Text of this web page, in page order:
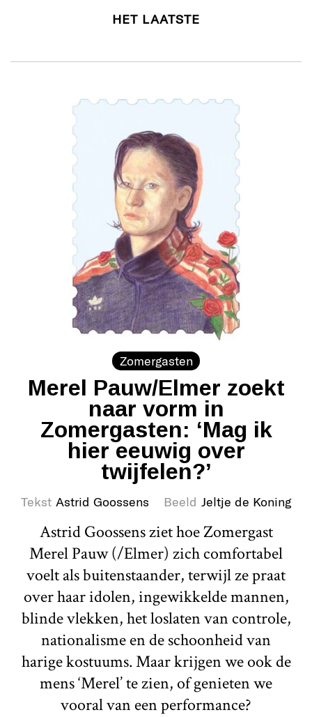
HET LAATSTE
Zomergasten
Merel Pauw/Elmer zoekt
naar vorm in
Zomergasten: ‘Mag ik
hier eeuwig over
twijfelen?’
Tekst Astrid Goossens Beeld Jeltje de Koning
Astrid Goossens ziet hoe Zomergast
Merel Pauw (/Elmer) zich comfortabel
voelt als buitenstaander, terwijl ze praat
over haar idolen, ingewikkelde mannen,
blinde vlekken, het loslaten van controle,
nationalisme en de schoonheid van
harige kostuums. Maar krijgen we ook de
mens ‘Merel’ te zien, of genieten we
vooral van een performance?